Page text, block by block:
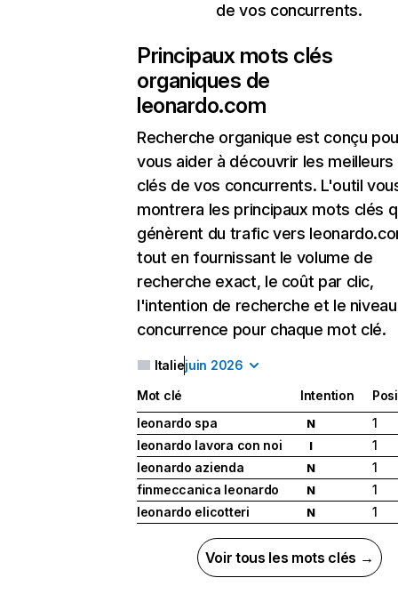
de vos concurrents.
Principaux mots clés
organiques de
leonardo.com
Recherche organique est conçu
vous aider à découvrir les
clés de vos concurrents. L'outil
montrera les principaux mots clés
génèrent du trafic vers
tout en fournissant le volume de
recherche exact, le coût par clic,
l'intention de recherche et le
concurrence pour chaque mot clé.
Italiejuin 2026
Mot clé Intention
leonardo spa
N
1
leonardo lavora con noi
I
1
leonardo azienda
N
1
finmeccanica leonardo
N
1
leonardo elicotteri
N 1
Voir tous les mots clés →